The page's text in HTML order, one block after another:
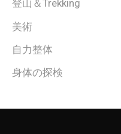
登山＆Trekking
美術
自力整体
身体の探検